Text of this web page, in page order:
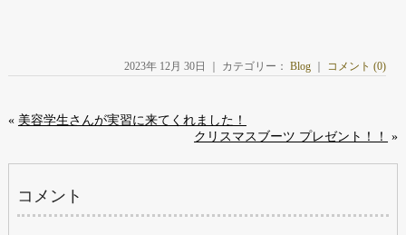
2023年 12月 30日 ｜ カテゴリー：Blog コメント (0)
« 美容学生さんが実習に来てくれました！
クリスマスブーツ プレゼント！！
»
コメント